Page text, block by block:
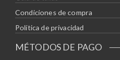
Condiciones de compra
Política de privacidad
MÉTODOS DE PAGO